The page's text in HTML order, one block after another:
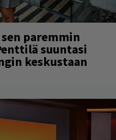
paremmin
suuntasi
keskustaan